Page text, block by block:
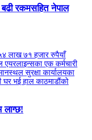
रकमसहित नेपाल
५४ लाख ७१ हजार रुपैयाँ
एयरलाइन्सका एक कर्मचारी
सुरक्षा कार्यालयका
घर भई हाल काठमाडौंको
लाग्छ!